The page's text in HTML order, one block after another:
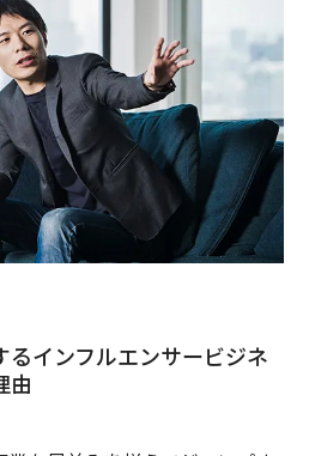
インフルエンサービジネ
由